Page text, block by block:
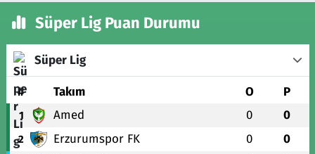
Süper Lig Puan Durumu
Süper Lig
# Takım O P
1 Amed 0 0
2 Erzurumspor FK 0 0